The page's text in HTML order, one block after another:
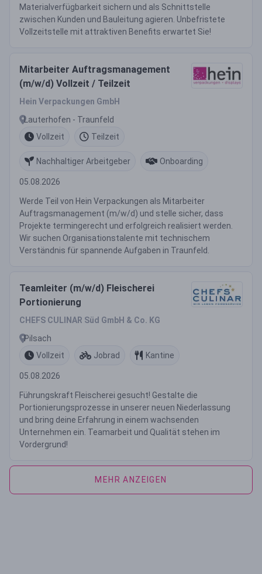
Materialverfügbarkeit sichern und als Schnittstelle
zwischen Kunden und Bauleitung agieren. Unbefristete
Vollzeitstelle mit attraktiven Benefits erwartet Sie!
Mitarbeiter Auftragsmanagement
(m/w/d) Vollzeit / Teilzeit
Hein Verpackungen GmbH
Lauterhofen - Traunfeld
Vollzeit
Teilzeit
Nachhaltiger Arbeitgeber Onboarding
05.08.2026
Werde Teil von Hein Verpackungen als Mitarbeiter
Auftragsmanagement (m/w/d) und stelle sicher, dass
Projekte termingerecht und erfolgreich realisiert werden.
Wir suchen Organisationstalente mit technischem
Verständnis für spannende Aufgaben in Traunfeld.
Teamleiter (m/w/d) Fleischerei
Portionierung
CHEFS CULINAR Süd GmbH & Co. KG
Pilsach
Vollzeit
Jobrad Kantine
05.08.2026
Führungskraft Fleischerei gesucht! Gestalte die
Portionierungsprozesse in unserer neuen Niederlassung
und bring deine Erfahrung in einem wachsenden
Unternehmen ein. Teamarbeit und Qualität stehen im
Vordergrund!
MEHR ANZEIGEN